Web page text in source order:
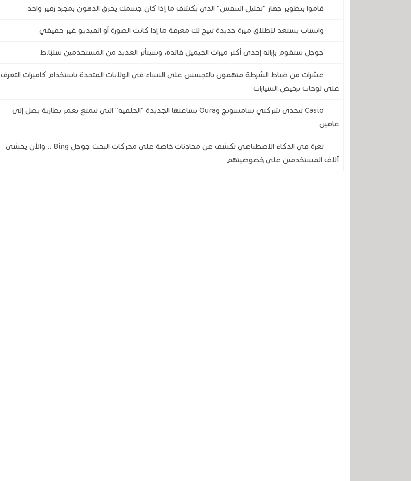
قاموا بتطوير جهاز "تحليل التنفس" الذي يكشف ما إذا كان جسمك يحرق الدهون بمجرد زفير واحد
واتساب يستعد لإطلاق ميزة جديدة تتيح لك معرفة ما إذا كانت الصورة أو الفيديو غير حقيقي
جوجل ستقوم بإزالة إحدى أكثر ميزات الجيميل فائدة، وسيتأثر العديد من المستخدمين سلبًا.ط
عشرات من ضباط الشرطة متهمون بالتجسس على النساء في الولايات المتحدة باستخدام كاميرات التعرف
على لوحات ترخيص السيارات
Casio تتحدى شركتي سامسونج وOura بساعتها الجديدة "الحلقية" التي تتمتع بعمر بطارية يصل إلى
عامين
ثغرة في الذكاء الاصطناعي تكشف عن محادثات خاصة على محركات البحث جوجل Bing .. والآن يخشى
آلاف المستخدمين على خصوصيتهم